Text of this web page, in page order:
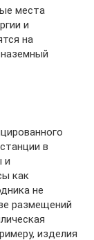
места
и
на
в
и
как
не
размещений
изделия